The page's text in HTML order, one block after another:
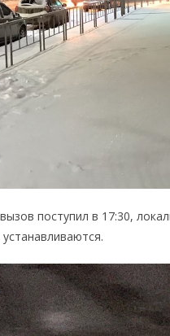
поступил в 17:30,